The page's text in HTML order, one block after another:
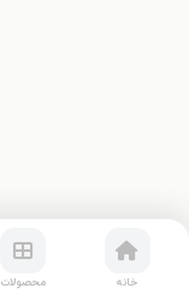
خانه محصولات